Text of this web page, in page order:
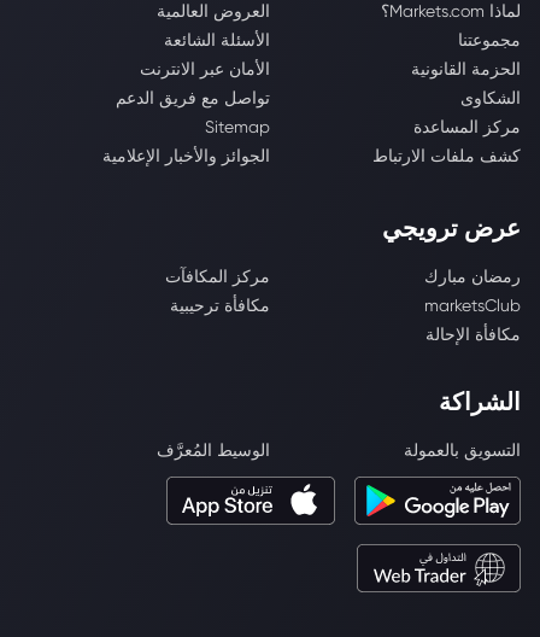
لماذا Markets.com؟
العروض العالمية
مجموعتنا
الأسئلة الشائعة
الحزمة القانونية
الأمان عبر الانترنت
الشكاوى
تواصل مع فريق الدعم
مركز المساعدة
Sitemap
كشف ملفات الارتباط
الجوائز والأخبار الإعلامية
عرض ترويجي
رمضان مبارك
مركز المكافآت
marketsClub
مكافأة ترحيبية
مكافأة الإحالة
الشراكة
التسويق بالعمولة الوسيط المُعرَّف